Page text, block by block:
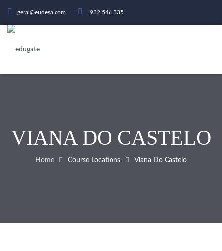
geral@eudesa.com 932 546 335
VIANA DO CASTELO
Home Course Locations Viana Do Castelo